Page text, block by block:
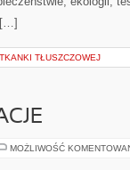
[…]
TŁUSZCZOWEJ
MOŻLIWOŚĆ